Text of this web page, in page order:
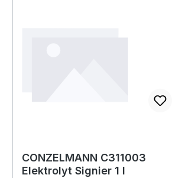
CONZELMANN C311003
Elektrolyt Signier 1 l